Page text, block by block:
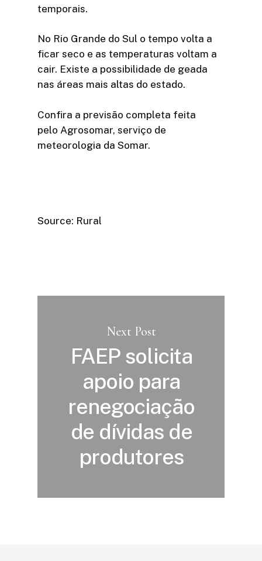
temporais.
No Rio Grande do Sul o tempo volta a
ficar seco e as temperaturas voltam a
cair. Existe a possibilidade de geada
nas áreas mais altas do estado.
Confira a previsão completa feita
pelo Agrosomar, serviço de
meteorologia da Somar.
Source: Rural
Next Post
FAEP solicita
apoio para
renegociação
de dívidas de
produtores